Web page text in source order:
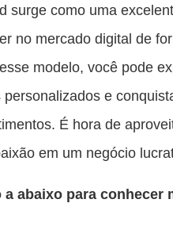
surge como uma
no mercado digital de
modelo, você pode
e
É hora de
em um negócio
abaixo para conhecer